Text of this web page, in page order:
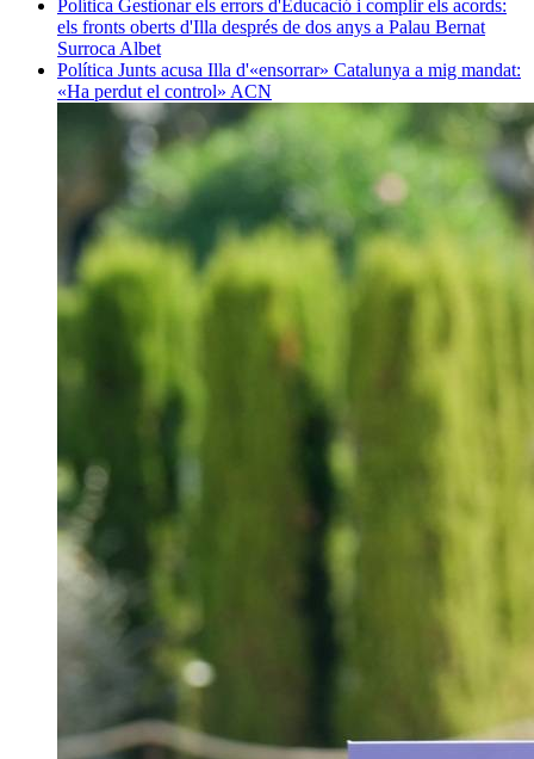
Política Gestionar els errors d'Educació i complir els acords:
els fronts oberts d'Illa després de dos anys a Palau Bernat
Surroca Albet
Política Junts acusa Illa d'«ensorrar» Catalunya a mig mandat:
«Ha perdut el control» ACN